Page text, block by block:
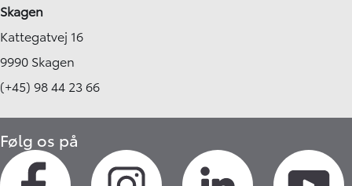
Skagen
Kattegatvej 16
9990 Skagen
(+45) 98 44 23 66
Følg os på